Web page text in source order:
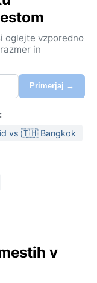
oglejte vzporedno
in
Primerjaj →
vs 🇹🇭 Bangkok
v